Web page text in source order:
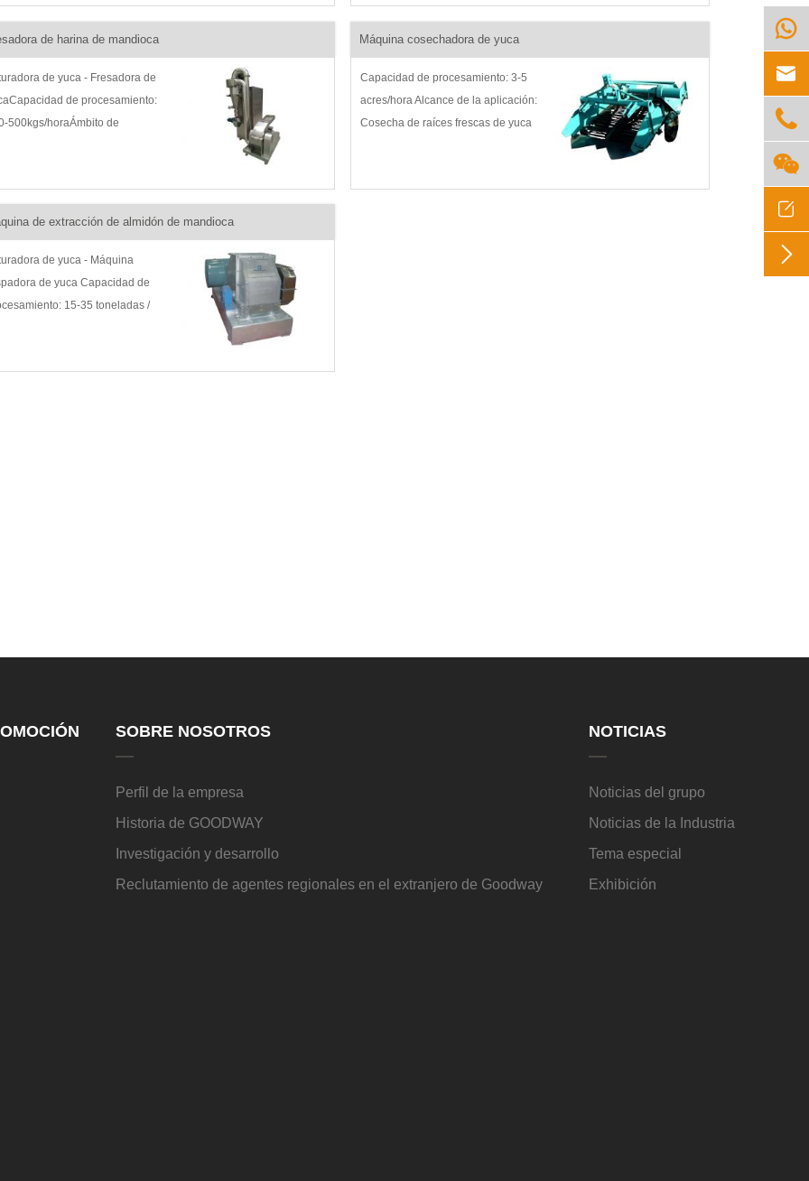
Garri, freidora de yuca,
la arena de la superficie Introducción
de harina de mandioca
de yuca - Fresadora de
de procesamiento:
500kgs/horaÁmbito de
Fresadora de yuca,
Máquina cosechadora de yuca
Capacidad de procesamiento: 3-5
acres/hora Alcance de la aplicación:
Cosecha de raíces frescas de yuca
yuca, máquina cosechadora de yuca,
de extracción de almidón de mandioca
de yuca - Máquina
de yuca Capacidad de
15-35 toneladas /
del producto: Máquina
SOBRE NOSOTROS
Perfil de la empresa
Historia de GOODWAY
Investigación y desarrollo
Reclutamiento de agentes regionales en el extranjero de Goodway
NOTICIAS
Noticias del grupo
Noticias de la Industria
Tema especial
Exhibición





